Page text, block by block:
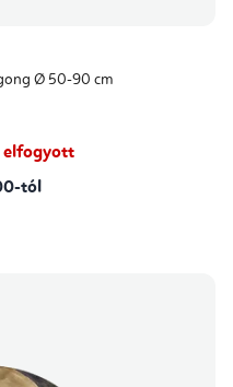
Ø 50-90 cm
elfogyott
tól